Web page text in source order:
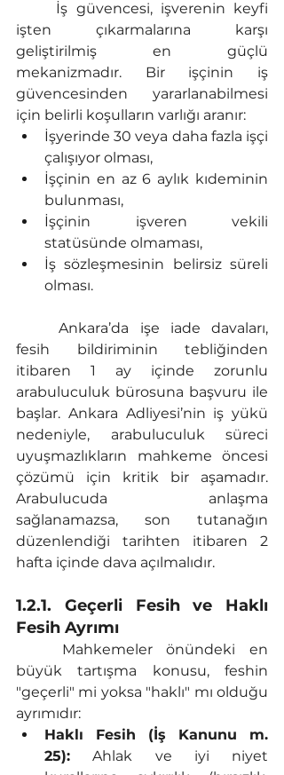
işten çıkarmalarına karşı
geliştirilmiş en güçlü
mekanizmadır. Bir işçinin iş
güvencesinden yararlanabilmesi
için belirli koşulların varlığı aranır:
İşyerinde 30 veya daha fazla işçi
çalışıyor olması,
İşçinin en az 6 aylık kıdeminin
bulunması,
İşçinin işveren vekili
statüsünde olmaması,
İş sözleşmesinin belirsiz süreli
olması.
	Ankara’da işe iade davaları,
fesih bildiriminin tebliğinden
itibaren 1 ay içinde zorunlu
arabuluculuk bürosuna başvuru ile
başlar. Ankara Adliyesi’nin iş yükü
nedeniyle, arabuluculuk süreci
uyuşmazlıkların mahkeme öncesi
çözümü için kritik bir aşamadır.
Arabulucuda anlaşma
sağlanamazsa, son tutanağın
düzenlendiği tarihten itibaren 2
hafta içinde dava açılmalıdır.
1.2.1. Geçerli Fesih ve Haklı
Fesih Ayrımı
büyük tartışma konusu, feshin
"geçerli" mi yoksa "haklı" mı olduğu
ayrımıdır:
Haklı Fesih (İş Kanunu m.
25): Ahlak ve iyi niyet